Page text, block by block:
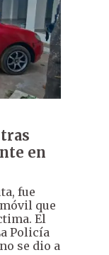
en
fue
que
El
Policía
se dio a